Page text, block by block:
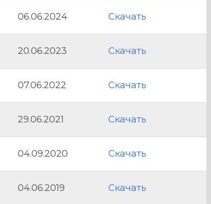
06.06.2024 Скачать
20.06.2023 Скачать
07.06.2022 Скачать
29.06.2021 Скачать
04.09.2020 Скачать
04.06.2019 Скачать